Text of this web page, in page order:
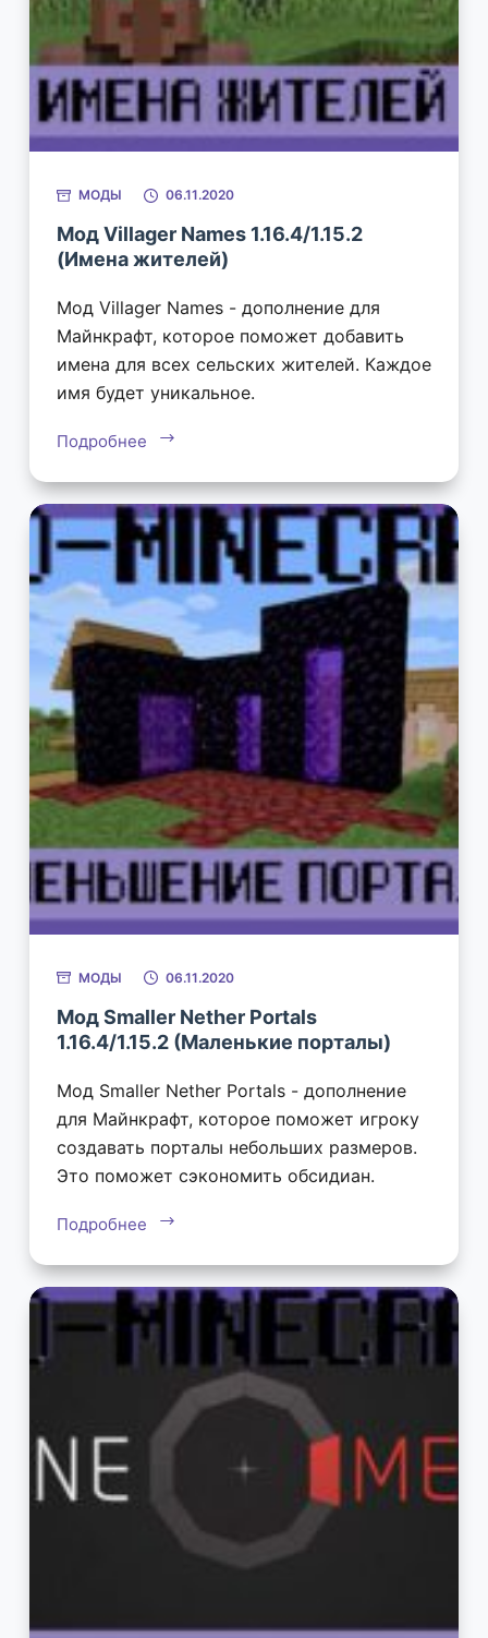
МОДЫ 06.11.2020
Мод Villager Names 1.16.4/1.15.2
(Имена жителей)
Мод Villager Names - дополнение для
Майнкрафт, которое поможет добавить
имена для всех сельских жителей. Каждое
имя будет уникальное.
Подробнее
МОДЫ 06.11.2020
Мод Smaller Nether Portals
1.16.4/1.15.2 (Маленькие порталы)
Мод Smaller Nether Portals - дополнение
для Майнкрафт, которое поможет игроку
создавать порталы небольших размеров.
Это поможет сэкономить обсидиан.
Подробнее